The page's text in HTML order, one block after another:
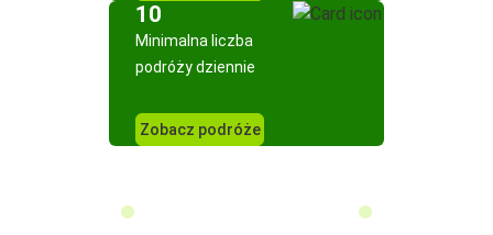
10
Minimalna liczba
podróży dziennie
Zobacz podróże